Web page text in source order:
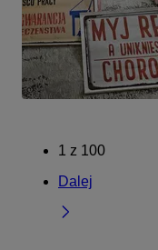
1 z 100
Dalej